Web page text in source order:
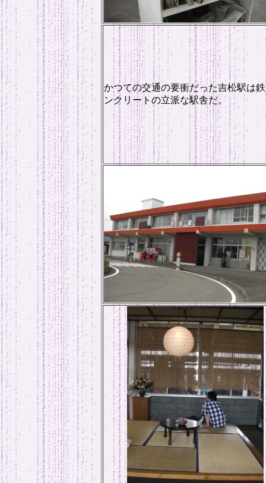
かつての交通の要衝だった吉松駅は
ンクリートの立派な駅舎だ。